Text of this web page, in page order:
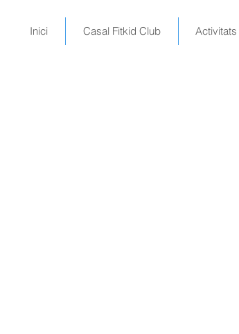
Inici Casal Fitkid Club Activitats